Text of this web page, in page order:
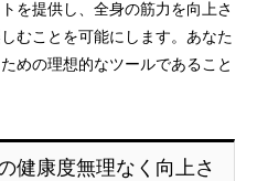
を提供し、全身の筋力を向上さ
むことを可能にします。あなた
めの理想的なツールであること
康度無理なく向上さ